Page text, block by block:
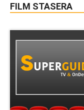
FILM STASERA